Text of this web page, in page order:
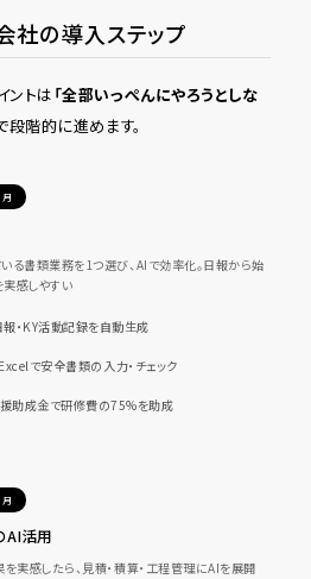
社の導入ステップ
ントは 「全部いっぺんにやろうとしな
段階的に進めます。
る書類業務を1つ選び、AIで効率化。日報から始
感しやすい
・KY活動記録を自動生成
で安全書類の入力・チェック
助成金で研修費の75%を助成
AI活用
実感したら、見積・積算・工程管理にAIを展開